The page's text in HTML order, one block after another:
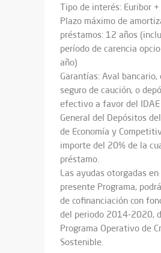
Tipo de interés: Euribor
Plazo máximo de
préstamos: 12 años
período de carencia
año)
Garantías: Aval
seguro de caución, o
efectivo a favor del IDAE
General del Depósitos
de Economía y
importe del 20% de la
préstamo.
Las ayudas otorgadas
presente Programa,
de cofinanciación con
del periodo 2014-2020,
Programa Operativo de
Sostenible.